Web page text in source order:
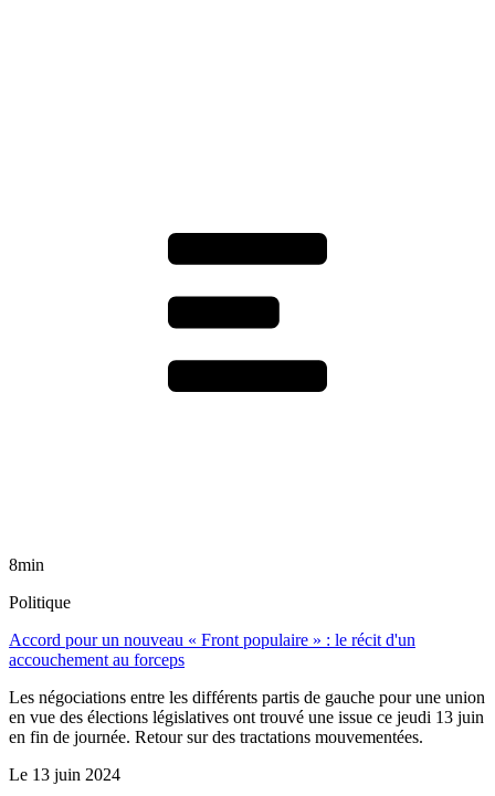
8min
Politique
Accord pour un nouveau « Front populaire » : le récit d'un
accouchement au forceps
Les négociations entre les différents partis de gauche pour une union
en vue des élections législatives ont trouvé une issue ce jeudi 13 juin
en fin de journée. Retour sur des tractations mouvementées.
Le 13 juin 2024